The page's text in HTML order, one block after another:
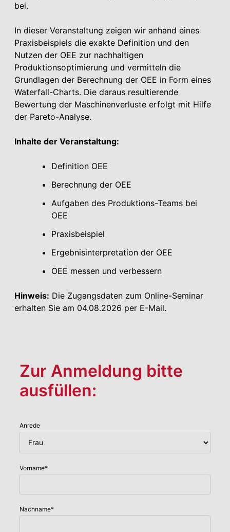
bei.
In dieser Veranstaltung zeigen wir anhand eines
Praxisbeispiels die exakte Definition und den
Nutzen der OEE zur nachhaltigen
Produktionsoptimierung und vermitteln die
Grundlagen der Berechnung der OEE in Form eines
Waterfall-Charts. Die daraus resultierende
Bewertung der Maschinenverluste erfolgt mit Hilfe
der Pareto-Analyse.
Inhalte der Veranstaltung:
Definition OEE
Berechnung der OEE
Aufgaben des Produktions-Teams bei
OEE
Praxisbeispiel
Ergebnisinterpretation der OEE
OEE messen und verbessern
Hinweis: Die Zugangsdaten zum Online-Seminar
erhalten Sie am 04.08.2026 per E-Mail.
Zur Anmeldung bitte
ausfüllen:
Anrede
Vorname*
Nachname*